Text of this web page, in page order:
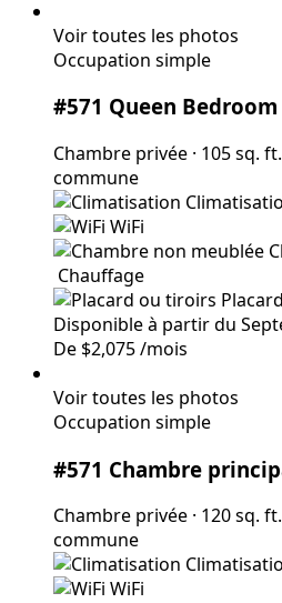
Voir toutes les photos
Occupation simple
#571 Queen Bedroom
Chambre privée · 105 sq. ft.
commune
WiFi
Disponible à partir du
De $2,075/mois
Voir toutes les photos
Occupation simple
#571 Chambre
Chambre privée · 120 sq. ft.
commune
WiFi